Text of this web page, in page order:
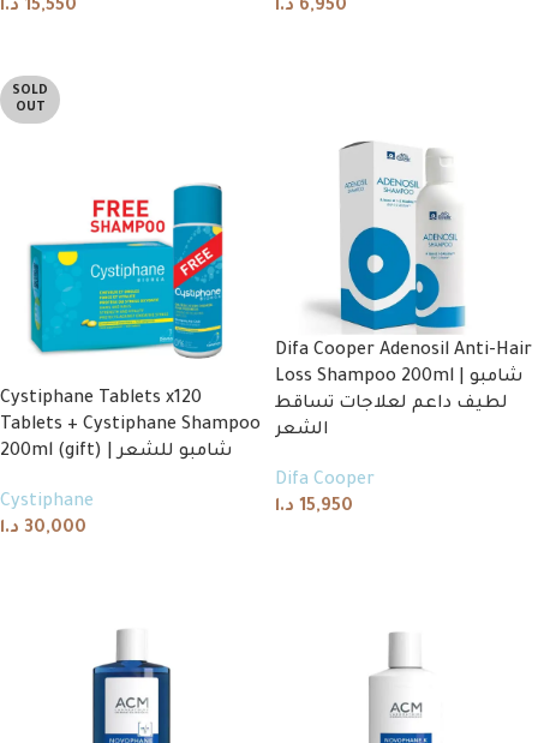
15,550 د.ا 6,950 د.ا
SOLD
OUT
Cystiphane Tablets x120
Tablets + Cystiphane Shampoo
200ml (gift) | شامبو للشعر
Cystiphane
30,000 د.ا
Difa Cooper Adenosil Anti-Hair
Loss Shampoo 200ml | شامبو
لطيف داعم لعلاجات تساقط
الشعر
Difa Cooper
15,950 د.ا